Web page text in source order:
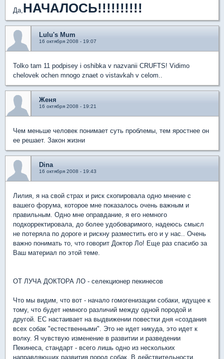
Да,НАЧАЛОСЬ!!!!!!!!!!
Lulu's Mum
16 октября 2008 - 19:07
Tolko tam 11 podpisey i oshibka v nazvanii CRUFTS! Vidimo
chelovek ochen mnogo znaet o vistavkah v celom..
Женя
16 октября 2008 - 19:21
Чем меньше человек понимает суть проблемы, тем яростнее он
ее решает. Закон жизни
Dina
16 октября 2008 - 19:43
Лилия, я на свой страх и риск скопировала одно мнение с
вашего форума, которое мне показалось очень важным и
правильным. Одно мне оправдание, я его немного
подкорректировала, до более удобоваримого, надеюсь смысл
не потеряла по дороге и рискну разместить его и у нас.. Очень
важно понимать то, что говорит Доктор Ло! Еще раз спасибо за
Ваш материал по этой теме.
ОТ ЛУЧА ДОКТОРА ЛО - селекционер пекинесов
Что мы видим, что вот - начало гомогенизации собаки, идущее к
тому, что будет немного различий между одной породой и
другой. ЕС настаивает на выдвижении повестки дня «создания
всех собак "естественными". Это не идет никуда, это идет к
волку. Я чувствую изменение в развитии и разведении
Пекинеса, стандарт - всего лишь одно из нескольких
направляющих развития пород собак. В действительности,